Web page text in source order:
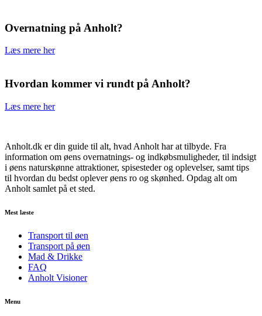
Overnatning på Anholt?
Læs mere her
Hvordan kommer vi rundt på Anholt?
Læs mere her
Anholt.dk er din guide til alt, hvad Anholt har at tilbyde. Fra
information om øens overnatnings- og indkøbsmuligheder, til indsigt
i øens naturskønne attraktioner, spisesteder og oplevelser, samt tips
til hvordan du bedst oplever øens ro og skønhed. Opdag alt om
Anholt samlet på et sted.
Mest læste
Transport til øen
Transport på øen
Mad & Drikke
FAQ
Anholt Visioner
Menu